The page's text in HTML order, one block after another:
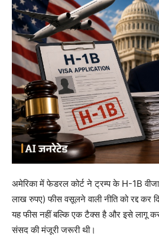
अमेरिका में फेडरल कोर्ट ने ट्रम्प के H-1B
लाख रुपए) फीस वसूलने वाली नीति को रद्द कर
यह फीस नहीं बल्कि एक टैक्स है और इसे लागू
संसद की मंजूरी जरूरी थी।